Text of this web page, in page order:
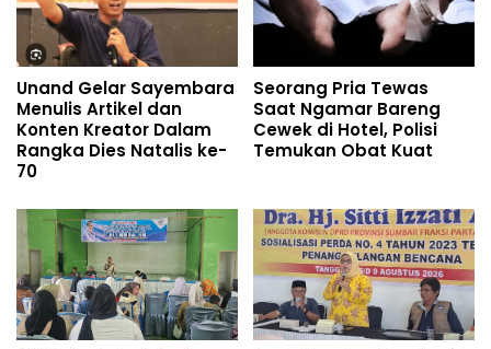
Unand Gelar Sayembara
Menulis Artikel dan
Konten Kreator Dalam
Rangka Dies Natalis ke-
70
Seorang Pria Tewas
Saat Ngamar Bareng
Cewek di Hotel, Polisi
Temukan Obat Kuat